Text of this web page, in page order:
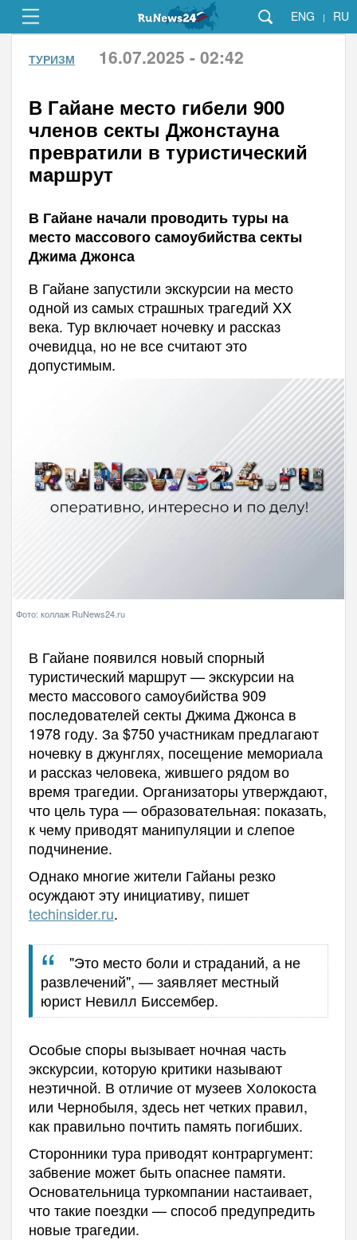
ENG | RU
ТУРИЗМ 16.07.2025 - 02:42
В Гайане место гибели 900
членов секты Джонстауна
превратили в туристический
маршрут
В Гайане начали проводить туры на
место массового самоубийства секты
Джима Джонса
В Гайане запустили экскурсии на место
одной из самых страшных трагедий XX
века. Тур включает ночевку и рассказ
очевидца, но не все считают это
допустимым.
Фото: коллаж RuNews24.ru
В Гайане появился новый спорный
туристический маршрут — экскурсии на
место массового самоубийства 909
последователей секты Джима Джонса в
1978 году. За $750 участникам предлагают
ночевку в джунглях, посещение мемориала
и рассказ человека, жившего рядом во
время трагедии. Организаторы утверждают,
что цель тура — образовательная: показать,
к чему приводят манипуляции и слепое
подчинение.
Однако многие жители Гайаны резко
осуждают эту инициативу, пишет
techinsider.ru.
"Это место боли и страданий, а не
развлечений", — заявляет местный
юрист Невилл Биссембер.
Особые споры вызывает ночная часть
экскурсии, которую критики называют
неэтичной. В отличие от музеев Холокоста
или Чернобыля, здесь нет четких правил,
как правильно почтить память погибших.
Сторонники тура приводят контраргумент:
забвение может быть опаснее памяти.
Основательница туркомпании настаивает,
что такие поездки — способ предупредить
новые трагедии.